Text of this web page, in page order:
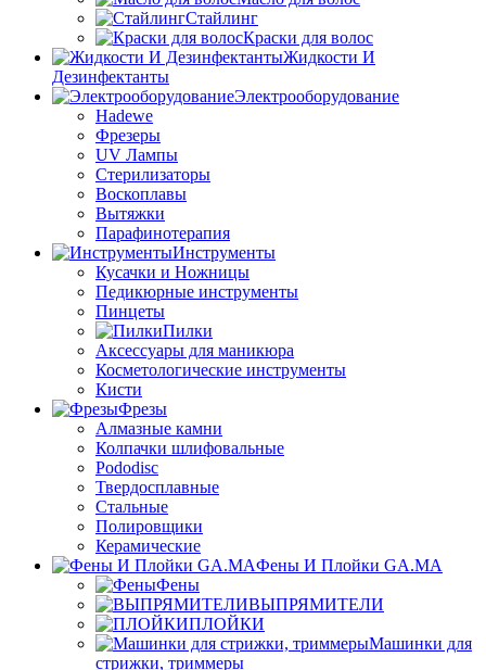
Стайлинг
Краски для волос
Жидкости И
Дезинфектанты
Электрооборудование
Hadewe
Фрезеры
UV Лампы
Стерилизаторы
Воскоплавы
Вытяжки
Парафинотерапия
Инструменты
Кусачки и Ножницы
Педикюрные инструменты
Пинцеты
Пилки
Аксессуары для маникюра
Косметологические инструменты
Кисти
Фрезы
Алмазные камни
Колпачки шлифовальные
Pododisc
Твердосплавные
Стальные
Полировщики
Керамические
Фены И Плойки GA.MA
Фены
ВЫПРЯМИТЕЛИ
ПЛОЙКИ
Машинки для
стрижки, триммеры